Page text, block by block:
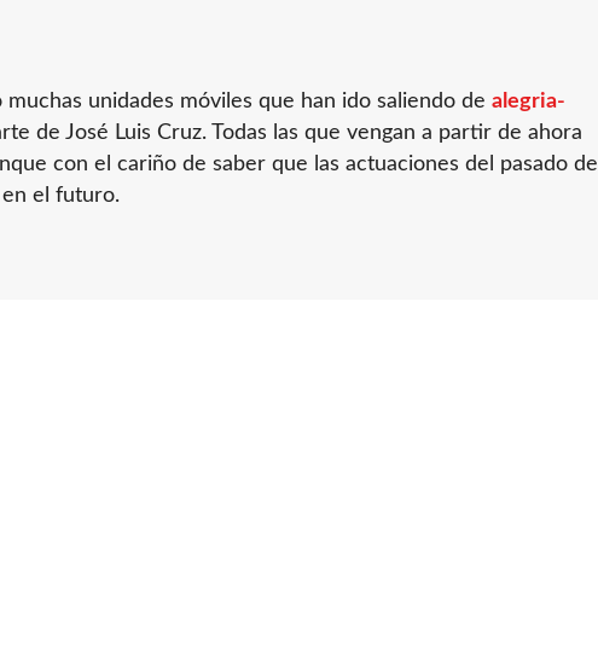
muchas unidades móviles que han ido saliendo de alegria-
de José Luis Cruz. Todas las que vengan a partir de ahora
con el cariño de saber que las actuaciones del pasado de
el futuro.